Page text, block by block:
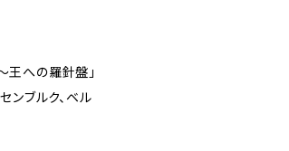
王への羅針盤」
ンブルク、ベル